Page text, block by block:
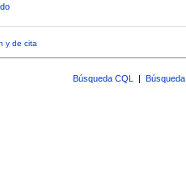
y de cita
Búsqueda CQL |